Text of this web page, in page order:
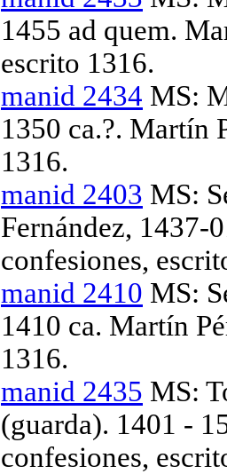
1455 ad quem.
escrito 1316.
manid 2434 MS:
1350 ca.?. Martín
1316.
manid 2403 MS:
Fernández, 1437-
confesiones,
manid 2410 MS:
1410 ca. Martín
1316.
manid 2435 MS:
(guarda). 1401 -
confesiones,